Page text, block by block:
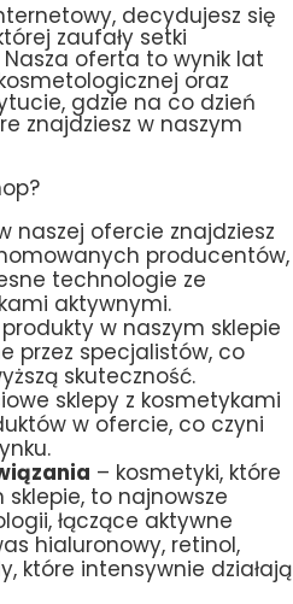
decydujesz się
zaufały setki
oferta to wynik lat
oraz
gdzie na co dzień
znajdziesz w naszym
naszej ofercie znajdziesz
producentów,
technologie ze
aktywnymi.
w naszym sklepie
przez specjalistów, co
skuteczność.
sklepy z kosmetykami
w ofercie, co czyni
– kosmetyki, które
sklepie, to najnowsze
łączące aktywne
hialuronowy, retinol,
które intensywnie działają